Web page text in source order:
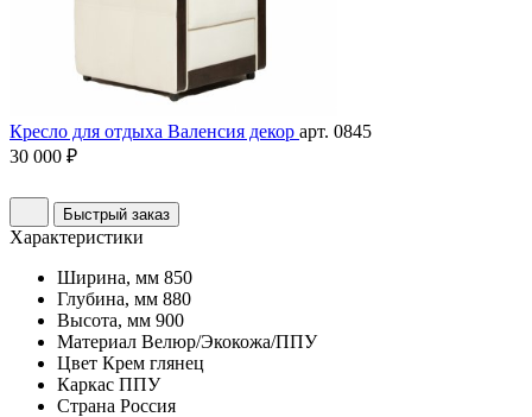
Кресло для отдыха Валенсия декор арт. 0845
30 000 ₽
Быстрый заказ
Характеристики
Ширина, мм 850
Глубина, мм 880
Высота, мм 900
Материал Велюр/Экокожа/ППУ
Цвет Крем глянец
Каркас ППУ
Страна Россия